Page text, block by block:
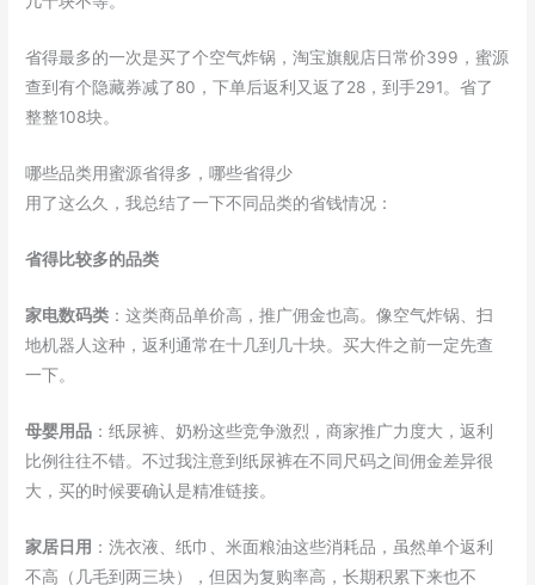
省得最多的一次是买了个空气炸锅，淘宝旗舰店日常价399，蜜源
查到有个隐藏券减了80，下单后返利又返了28，到手291。省了
整整108块。
哪些品类用蜜源省得多，哪些省得少
用了这么久，我总结了一下不同品类的省钱情况：
省得比较多的品类
家电数码类 ：这类商品单价高，推广佣金也高。像空气炸锅、扫
地机器人这种，返利通常在十几到几十块。买大件之前一定先查
一下。
母婴用品 ：纸尿裤、奶粉这些竞争激烈，商家推广力度大，返利
比例往往不错。不过我注意到纸尿裤在不同尺码之间佣金差异很
大，买的时候要确认是精准链接。
家居日用 ：洗衣液、纸巾、米面粮油这些消耗品，虽然单个返利
不高（几毛到两三块），但因为复购率高，长期积累下来也不